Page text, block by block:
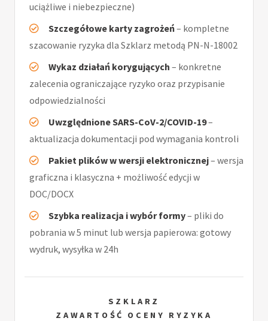
uciążliwe i niebezpieczne)
Szczegółowe karty zagrożeń– kompletne
szacowanie ryzyka dla Szklarz metodą PN-N-18002
Wykaz działań korygujących – konkretne
zalecenia ograniczające ryzyko oraz przypisanie
odpowiedzialności
Uwzględnione SARS-CoV-2/COVID-19–
aktualizacja dokumentacji pod wymagania kontroli
Pakiet plików w wersji elektronicznej– wersja
graficzna i klasyczna + możliwość edycji w
DOC/DOCX
Szybka realizacja i wybór formy– pliki do
pobrania w 5 minut lub wersja papierowa: gotowy
wydruk, wysyłka w 24h
SZKLARZ
ZAWARTOŚĆ OCENY RYZYKA